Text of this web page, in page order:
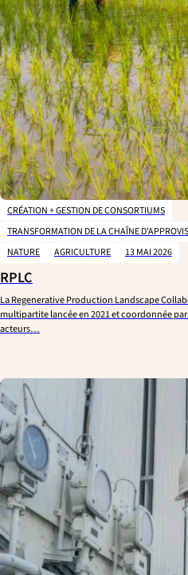
CRÉATION + GESTION DE CONSORTIUMS
TRANSFORMATION DE LA CHAÎNE
NATURE
AGRICULTURE 13 MAI 2026
RPLC
La Regenerative Production Landscape
multipartite lancée en 2021 et coordonnée
acteurs…